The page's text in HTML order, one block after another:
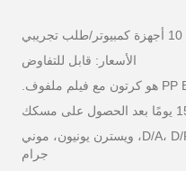
الأسعار: قابل للتفاوض
شروط الدفع: خطاب الاعتماد، D/A، D/P، T/T، ويسترن يونيون، موني
جرام